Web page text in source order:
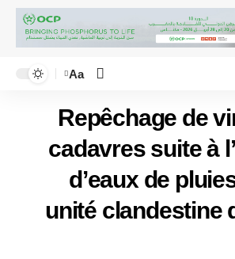
Aa
Repêchage de
cadavres suite à
d’eaux de
unité clandestine